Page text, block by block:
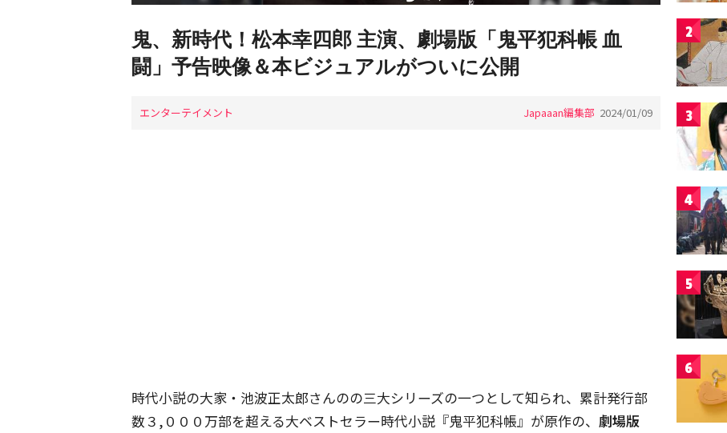
鬼、新時代！松本幸四郎 主演、劇場版「鬼平犯科帳 血
闘」予告映像＆本ビジュアルがついに公開
エンターテイメント Japaaan編集部 2024/01/09
時代小説の大家・池波正太郎さんのの三大シリーズの一つとして知られ、累計発行部
数３,０００万部を超える大ベストセラー時代小説『鬼平犯科帳』が原作の、 劇場版
2
3
4
5
6